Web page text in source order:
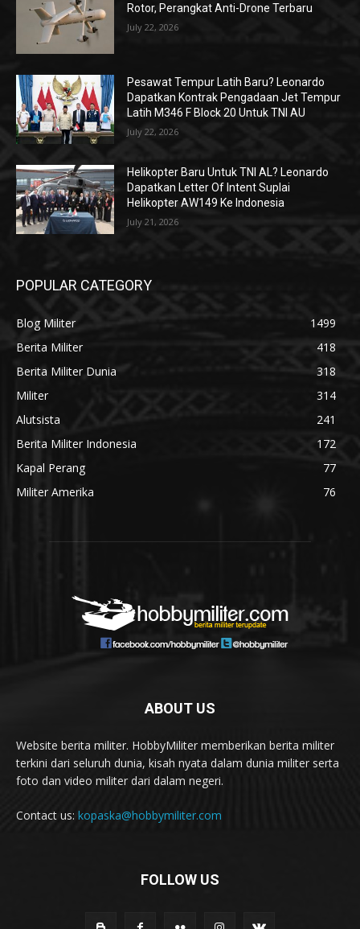
Rotor, Perangkat Anti-Drone Terbaru
July 22, 2026
Pesawat Tempur Latih Baru? Leonardo
Dapatkan Kontrak Pengadaan Jet Tempur
Latih M346 F Block 20 Untuk TNI AU
July 22, 2026
Helikopter Baru Untuk TNI AL? Leonardo
Dapatkan Letter Of Intent Suplai
Helikopter AW149 Ke Indonesia
July 21, 2026
POPULAR CATEGORY
Blog Militer
1499
Berita Militer
418
Berita Militer Dunia
318
Militer
314
Alutsista
241
Berita Militer Indonesia
172
Kapal Perang
77
Militer Amerika
76
ABOUT US
Website berita militer. HobbyMiliter memberikan berita militer
terkini dari seluruh dunia, kisah nyata dalam dunia militer serta
foto dan video militer dari dalam negeri.
Contact us: kopaska@hobbymiliter.com
FOLLOW US